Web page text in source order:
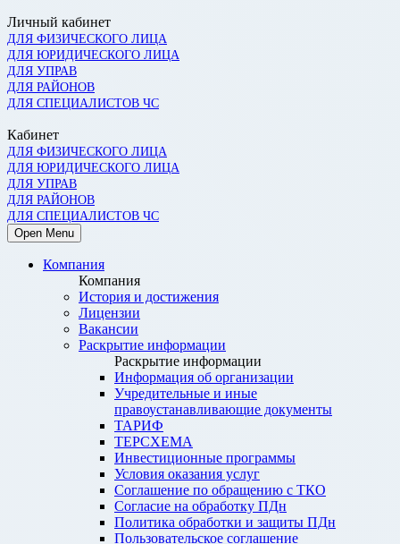
Личный кабинет
ДЛЯ ФИЗИЧЕСКОГО ЛИЦА
ДЛЯ ЮРИДИЧЕСКОГО ЛИЦА
ДЛЯ УПРАВ
ДЛЯ РАЙОНОВ
ДЛЯ СПЕЦИАЛИСТОВ ЧС
Кабинет
ДЛЯ ФИЗИЧЕСКОГО ЛИЦА
ДЛЯ ЮРИДИЧЕСКОГО ЛИЦА
ДЛЯ УПРАВ
ДЛЯ РАЙОНОВ
ДЛЯ СПЕЦИАЛИСТОВ ЧС
Open Menu
Компания
Компания
История и достижения
Лицензии
Вакансии
Раскрытие информации
Раскрытие информации
Информация об организации
Учредительные и иные
правоустанавливающие документы
ТАРИФ
ТЕРСХЕМА
Инвестиционные программы
Условия оказания услуг
Соглашение по обращению с ТКО
Согласие на обработку ПДн
Политика обработки и защиты ПДн
Пользовательское соглашение